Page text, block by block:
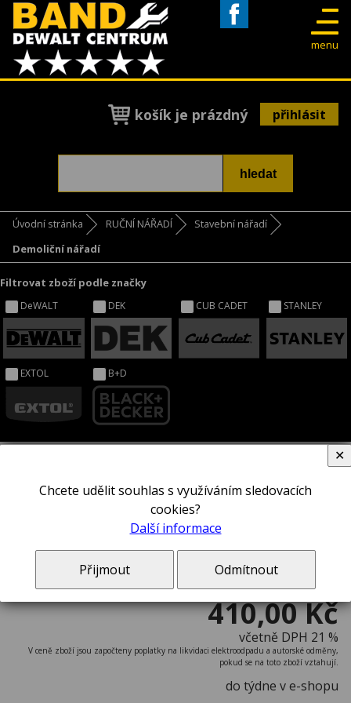
menu
košík je prázdný přihlásit
Úvodní stránka RUČNÍ NÁŘADÍ
Stavební nářadí
Demoliční nářadí
Filtrovat zboží podle značky
DeWALT DEK CUB CADET STANLEY
EXTOL B+D
Páčidlo STANLEY® 1-55-510
410,00 Kč
včetně DPH 21 %
V ceně zboží jsou započteny poplatky na likvidaci elektroodpadu a autorské odměny,
pokud se na toto zboží vztahují.
do týdne v e-shopu
Chcete udělit souhlas s využíváním sledovacích
cookies?
Další informace
Přijmout Odmítnout
✕